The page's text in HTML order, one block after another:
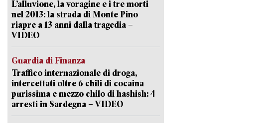
L’alluvione, la voragine e i tre morti
nel 2013: la strada di Monte Pino
riapre a 13 anni dalla tragedia –
VIDEO
Guardia di Finanza
Traffico internazionale di droga,
intercettati oltre 6 chili di cocaina
purissima e mezzo chilo di hashish: 4
arresti in Sardegna – VIDEO